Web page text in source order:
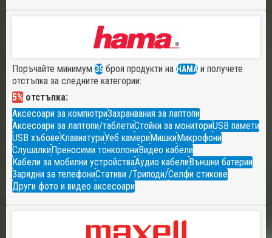
Поръчайте минимум 35 броя продукти на HAMA и получете
отстъпка за следните категории:
5% отстъпка:
Аксесоари за компютриЗахранвания за лаптопи
Аксесоари за лаптопи/таблетиСтойки за мониториUSB памети
USB хъбовеКлавиатуриУеб камериМишкиМикрофони
СлушалкиПреносими тонколониВидео кабели
Кабели за мобилни устройстваАудио кабелиВъншни батерии
Зарядни за телефониСтативи /Триподи/Селфи стикове
Други фото и видео аксесоари